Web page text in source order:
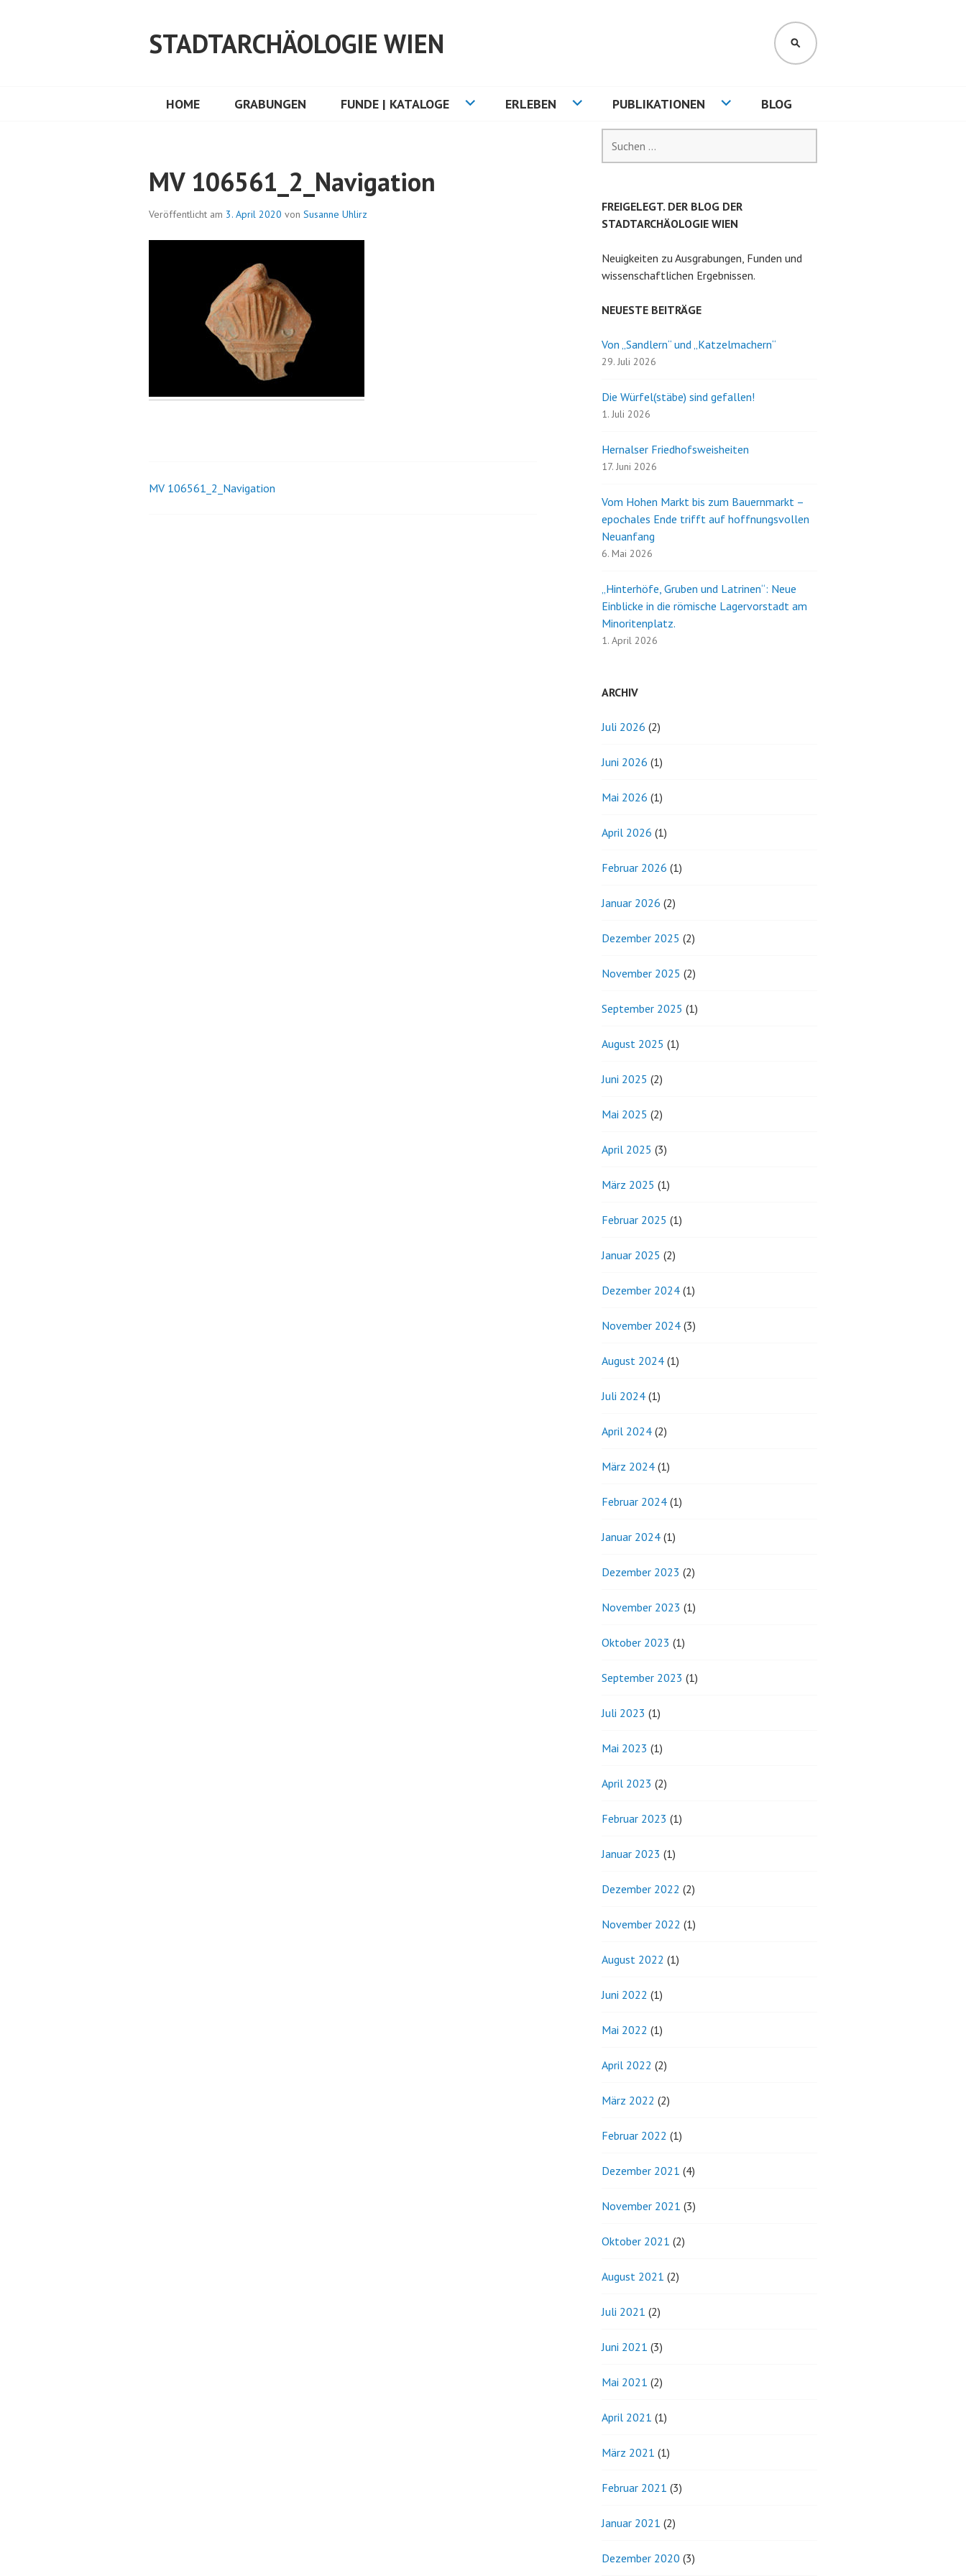
STADTARCHÄOLOGIE WIEN SUCHEN
HOME GRABUNGEN FUNDE | KATALOGE ERLEBEN PUBLIKATIONEN BLOG
MV 106561_2_Navigation
Veröffentlicht am 3. April 2020 von Susanne Uhlirz
Beitrags-
MV 106561_2_Navigation
nach:
FREIGELEGT. DER BLOG DER
STADTARCHÄOLOGIE WIEN
Neuigkeiten zu Ausgrabungen, Funden und
wissenschaftlichen Ergebnissen.
NEUESTE BEITRÄGE
Von „Sandlern“ und „Katzelmachern“
29. Juli 2026
Die Würfel(stäbe) sind gefallen!
1. Juli 2026
Hernalser Friedhofsweisheiten
17. Juni 2026
Vom Hohen Markt bis zum Bauernmarkt –
epochales Ende trifft auf hoffnungsvollen
Neuanfang
6. Mai 2026
„Hinterhöfe, Gruben und Latrinen“: Neue
Einblicke in die römische Lagervorstadt am
Minoritenplatz.
1. April 2026
ARCHIV
Juli 2026 (2)
Juni 2026 (1)
Mai 2026 (1)
April 2026 (1)
Februar 2026 (1)
Januar 2026 (2)
Dezember 2025 (2)
November 2025 (2)
September 2025 (1)
August 2025 (1)
Juni 2025 (2)
Mai 2025 (2)
April 2025 (3)
März 2025 (1)
Februar 2025 (1)
Januar 2025 (2)
Dezember 2024 (1)
November 2024 (3)
August 2024 (1)
Juli 2024 (1)
April 2024 (2)
März 2024 (1)
Februar 2024 (1)
Januar 2024 (1)
Dezember 2023 (2)
November 2023 (1)
Oktober 2023 (1)
September 2023 (1)
Juli 2023 (1)
Mai 2023 (1)
April 2023 (2)
Februar 2023 (1)
Januar 2023 (1)
Dezember 2022 (2)
November 2022 (1)
August 2022 (1)
Juni 2022 (1)
Mai 2022 (1)
April 2022 (2)
März 2022 (2)
Februar 2022 (1)
Dezember 2021 (4)
November 2021 (3)
Oktober 2021 (2)
August 2021 (2)
Juli 2021 (2)
Juni 2021 (3)
Mai 2021 (2)
April 2021 (1)
März 2021 (1)
Februar 2021 (3)
Januar 2021 (2)
Dezember 2020 (3)